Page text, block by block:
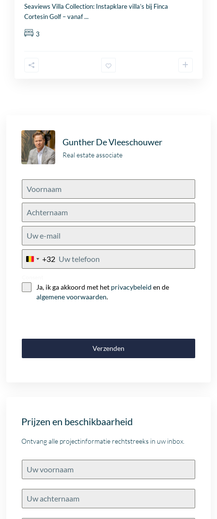
Seaviews Villa Collection: Instapklare villa’s bij Finca
Cortesin Golf – vanaf...
3
Gunther De Vleeschouwer
Real estate associate
Belgium
+32
Ja, ik ga akkoord met het privacybeleid en de
algemene voorwaarden.
Verzenden
Prijzen en beschikbaarheid
Ontvang alle projectinformatie rechtstreeks in uw inbox.